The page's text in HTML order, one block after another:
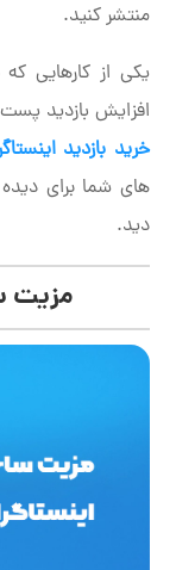
منتشر کنید.
یکی از کارهایی
افزایش بازدید
خرید بازدید
های شما برای
دید.
مزیت